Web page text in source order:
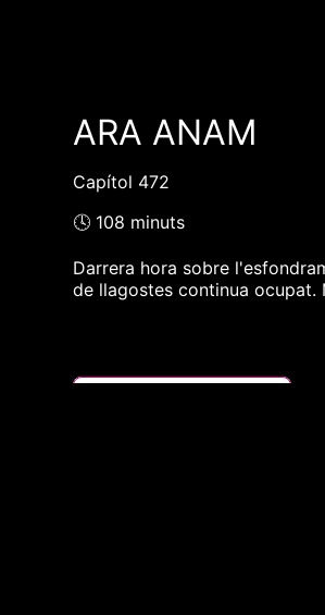
ARA ANAM
Capítol 472
🕓 108 minuts
Darrera hora sobre
de llagostes continua ocupat.